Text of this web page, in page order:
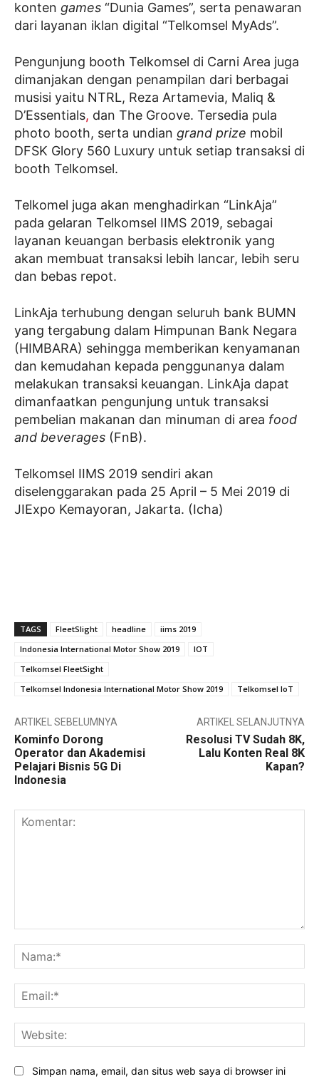
konten games “Dunia Games”, serta penawaran
dari layanan iklan digital “Telkomsel MyAds”.
Pengunjung booth Telkomsel di Carni Area juga
dimanjakan dengan penampilan dari berbagai
musisi yaitu NTRL, Reza Artamevia, Maliq &
D’Essentials, dan The Groove. Tersedia pula
photo booth, serta undian grand prize mobil
DFSK Glory 560 Luxury untuk setiap transaksi di
booth Telkomsel.
Telkomel juga akan menghadirkan “LinkAja”
pada gelaran Telkomsel IIMS 2019, sebagai
layanan keuangan berbasis elektronik yang
akan membuat transaksi lebih lancar, lebih seru
dan bebas repot.
LinkAja terhubung dengan seluruh bank BUMN
yang tergabung dalam Himpunan Bank Negara
(HIMBARA) sehingga memberikan kenyamanan
dan kemudahan kepada penggunanya dalam
melakukan transaksi keuangan. LinkAja dapat
dimanfaatkan pengunjung untuk transaksi
pembelian makanan dan minuman di area food
and beverages (FnB).
Telkomsel IIMS 2019 sendiri akan
diselenggarakan pada 25 April – 5 Mei 2019 di
JIExpo Kemayoran, Jakarta. (Icha)
TAGS FleetSlight headline
iims 2019
Indonesia International Motor Show 2019
IOT
Telkomsel FleetSight
Telkomsel Indonesia International Motor Show 2019
Telkomsel IoT
ARTIKEL SEBELUMNYA
Kominfo Dorong
Operator dan Akademisi
Pelajari Bisnis 5G Di
Indonesia
ARTIKEL SELANJUTNYA
Resolusi TV Sudah 8K,
Lalu Konten Real 8K
Kapan?
Simpan nama, email, dan situs web saya di browser ini